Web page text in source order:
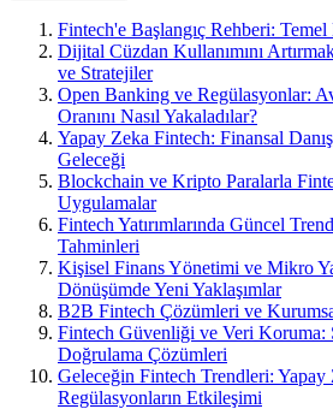
Fintech'e Başlangıç Rehberi:
Dijital Cüzdan Kullanımını
ve Stratejiler
Open Banking ve Regülasyonlar:
Oranını Nasıl Yakaladılar?
Yapay Zeka Fintech: Finansal
Geleceği
Blockchain ve Kripto Paralarla
Uygulamalar
Fintech Yatırımlarında Güncel
Tahminleri
Kişisel Finans Yönetimi ve Mikro
Dönüşümde Yeni Yaklaşımlar
B2B Fintech Çözümleri ve
Fintech Güvenliği ve Veri
Doğrulama Çözümleri
Geleceğin Fintech Trendleri:
Regülasyonların Etkileşimi